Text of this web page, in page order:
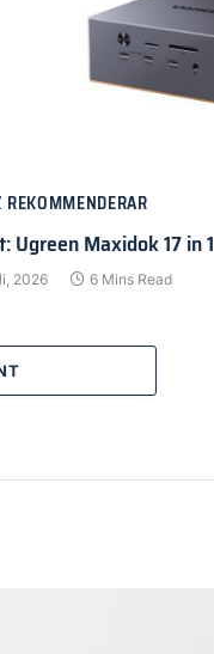
REKOMMENDERAR
Ugreen Maxidok 17 in 1
2026 6 Mins Read